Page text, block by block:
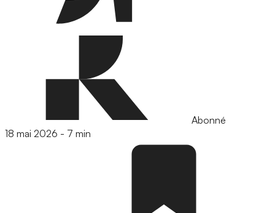
Abonné
18 mai 2026 - 7 min